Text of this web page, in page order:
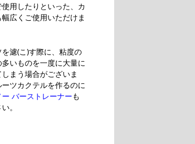
用したりといった、カ
広くご使用いただけま
濾(こ)す際に、粘度の
いものを一度に大量に
まう場合がございま
ツカクテルを作るのに
バーストレーナーも
。